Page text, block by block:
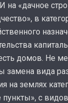
на «дачное
в
домов. Не
замена вида
на землях
пункты», с